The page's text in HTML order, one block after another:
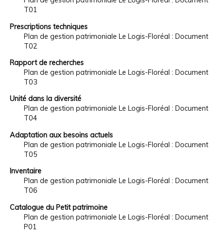
T01
Prescriptions techniques
Plan de gestion patrimoniale Le Logis-Floréal : Document
T02
Rapport de recherches
Plan de gestion patrimoniale Le Logis-Floréal : Document
T03
Unité dans la diversité
Plan de gestion patrimoniale Le Logis-Floréal : Document
T04
Adaptation aux besoins actuels
Plan de gestion patrimoniale Le Logis-Floréal : Document
T05
Inventaire
Plan de gestion patrimoniale Le Logis-Floréal : Document
T06
Catalogue du Petit patrimoine
Plan de gestion patrimoniale Le Logis-Floréal : Document
P01